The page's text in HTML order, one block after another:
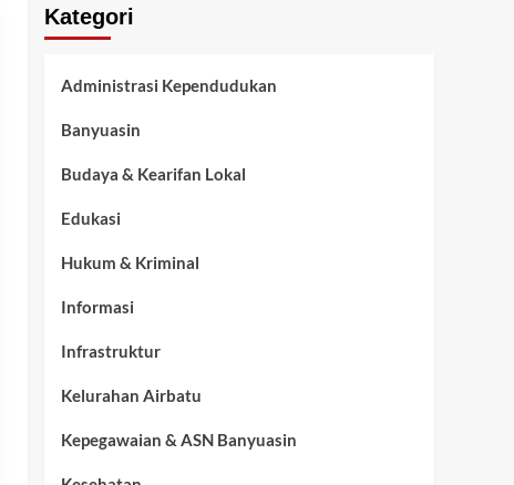
Kategori
Administrasi Kependudukan
Banyuasin
Budaya & Kearifan Lokal
Edukasi
Hukum & Kriminal
Informasi
Infrastruktur
Kelurahan Airbatu
Kepegawaian & ASN Banyuasin